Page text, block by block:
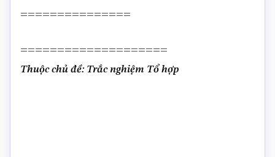
===============
====================
Thuộc chủ đề: Trắc nghiệm Tổ hợp